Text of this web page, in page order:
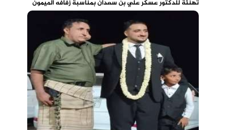
تهنئة للدكتور عسكر علي بن سعدان بمناسبة زفافه الميمون